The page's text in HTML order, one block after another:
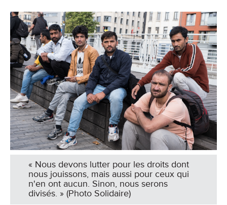
« Nous devons lutter pour les droits dont
nous jouissons, mais aussi pour ceux qui
n'en ont aucun. Sinon, nous serons
divisés. » (Photo Solidaire)